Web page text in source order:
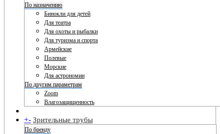
По назначению
Бинокли для детей
Для театра
Для охоты и рыбалки
Для туризма и спорта
Армейские
Полевые
Морские
Для астрономии
По другим параметрам
Zoom
Влагозащищенность
+- Зрительные трубы
По бренду